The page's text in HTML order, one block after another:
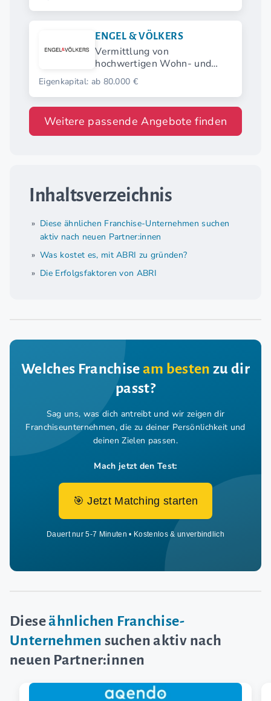
ENGEL & VÖLKERS
Vermittlung von
hochwertigen Wohn- und
Gewerbeimmobilien
Eigenkapital: ab 80.000 €
Weitere passende Angebote finden
Inhaltsverzeichnis
Diese ähnlichen Franchise-Unternehmen suchen
aktiv nach neuen Partner:innen
Was kostet es, mit ABRI zu gründen?
Die Erfolgsfaktoren von ABRI
Welches Franchiseam besten zu dir
passt?
Sag uns, was dich antreibt und wir zeigen dir
Franchiseunternehmen, die zu deiner Persönlichkeit und
deinen Zielen passen.
Mach jetzt den Test:
🎯 Jetzt Matching starten
Dauert nur 5-7 Minuten • Kostenlos & unverbindlich
Dieseähnlichen Franchise-
Unternehmen suchen aktiv nach
neuen Partner:innen